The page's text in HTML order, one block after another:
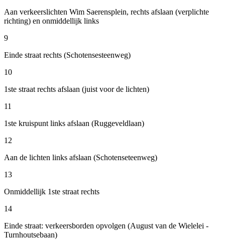
Aan verkeerslichten Wim Saerensplein, rechts afslaan (verplichte
richting) en onmiddellijk links
9
Einde straat rechts (Schotensesteenweg)
10
1ste straat rechts afslaan (juist voor de lichten)
11
1ste kruispunt links afslaan (Ruggeveldlaan)
12
Aan de lichten links afslaan (Schotenseteenweg)
13
Onmiddellijk 1ste straat rechts
14
Einde straat: verkeersborden opvolgen (August van de Wielelei -
Turnhoutsebaan)